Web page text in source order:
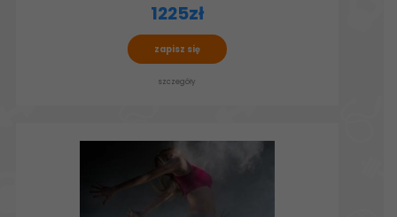
1225zł
zapisz się
szczegóły